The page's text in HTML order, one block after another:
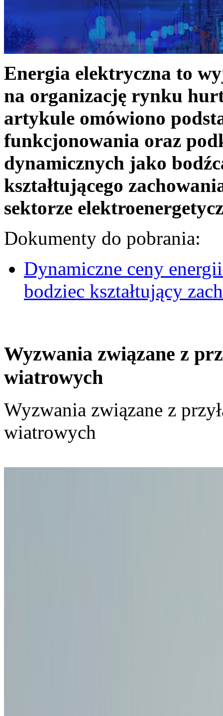
Energia elektryczna to
na organizację rynku
artykule omówiono
funkcjonowania oraz
dynamicznych jako
kształtującego
sektorze
Dokumenty do pobrania:
Dynamiczne ceny
bodziec kształtujący
Wyzwania związane z
wiatrowych
Wyzwania związane z
wiatrowych